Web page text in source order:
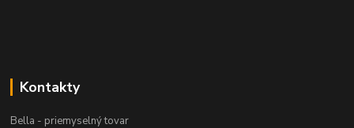
Kontakty
Bella - priemyselný tovar